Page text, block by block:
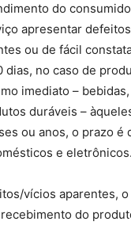
do
apresentar
ou de fácil
no caso de
imediato –
duráveis –
ou anos, o prazo é
e eletrônicos.
vícios aparentes,
do